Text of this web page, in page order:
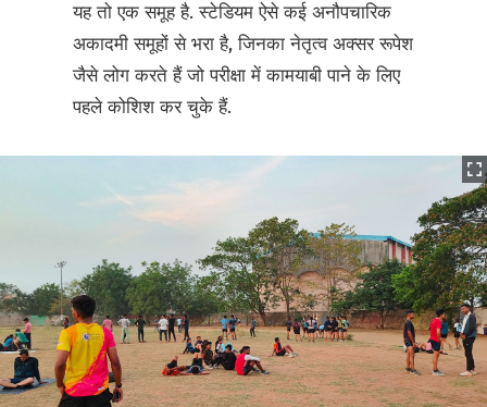
यह तो एक समूह है. स्टेडियम ऐसे कई अनौपचारिक
अकादमी समूहों से भरा है, जिनका नेतृत्व अक्सर रूपेश
जैसे लोग करते हैं जो परीक्षा में कामयाबी पाने के लिए
पहले कोशिश कर चुके हैं.